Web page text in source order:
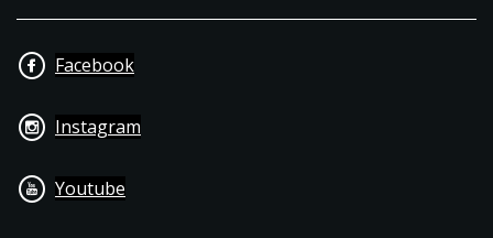
Facebook
Instagram
Youtube